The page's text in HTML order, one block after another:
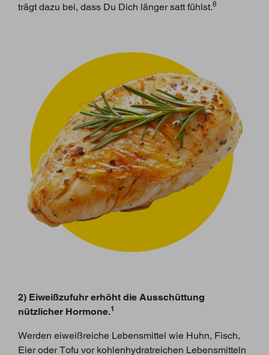
trägt dazu bei, dass Du Dich länger satt fühlst.8
2) Eiweißzufuhr erhöht die Ausschüttung
nützlicher Hormone.1
Werden eiweißreiche Lebensmittel wie Huhn, Fisch,
Eier oder Tofu vor kohlenhydratreichen Lebensmitteln